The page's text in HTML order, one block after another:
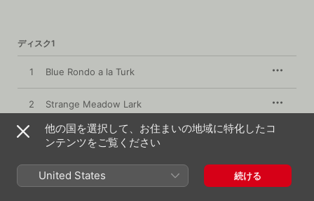
ディスク1
1 Blue Rondo a la Turk
2 Strange Meadow Lark
3 Take Five
4 Three to Get Ready
他の国を選択して、お住まいの地域に特化したコ
ンテンツをご覧ください
United States 続ける